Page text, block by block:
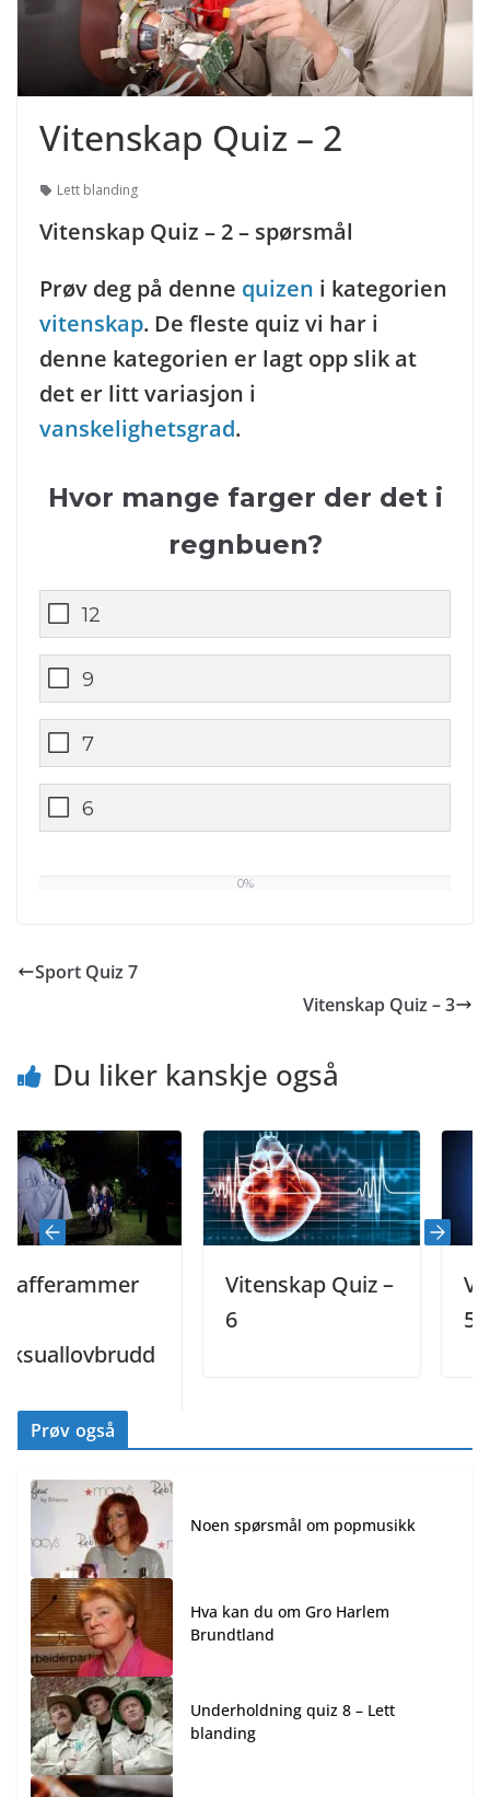
Vitenskap Quiz – 2
Lett blanding
Vitenskap Quiz – 2 – spørsmål
Prøv deg på denne quizen i kategorien
vitenskap. De fleste quiz vi har i
denne kategorien er lagt opp slik at
det er litt variasjon i
vanskelighetsgrad.
Hvor mange farger der det i
regnbuen?
12
9
7
6
0%
Sport Quiz 7
Vitenskap Quiz – 3
Du liker kanskje også
Vitenskap Quiz –
Prøv også
Noen spørsmål om popmusikk
Hva kan du om Gro Harlem
Brundtland
Underholdning quiz 8 – Lett
blanding